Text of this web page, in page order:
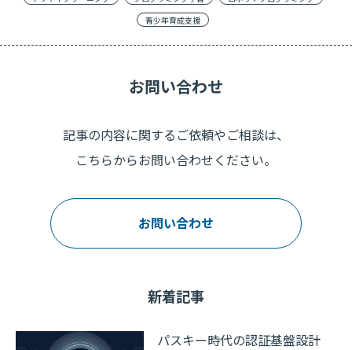
新着記事
パスキー時代の認証基盤設計
青少年育成支援
お問い合わせ
記事の内容に関するご依頼やご相談は、
こちらからお問い合わせください。
お問い合わせ